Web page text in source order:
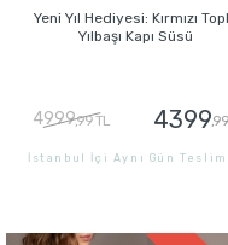
Yeni Yıl Hediyesi: Kırmızı
Yılbaşı Kapı Süsü
4999,99 TL 4399
İstanbul İçi Aynı Gün